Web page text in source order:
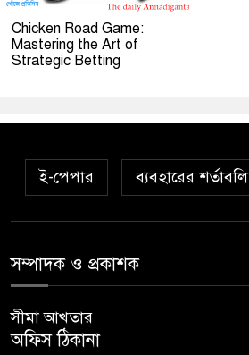
Chicken Road Game:
Mastering the Art of
Strategic Betting
ই-পেপার ব্যবহারের শর্তাবলি
সম্পাদক ও প্রকাশক
সীমা আখতার
অফিস ঠিকানা